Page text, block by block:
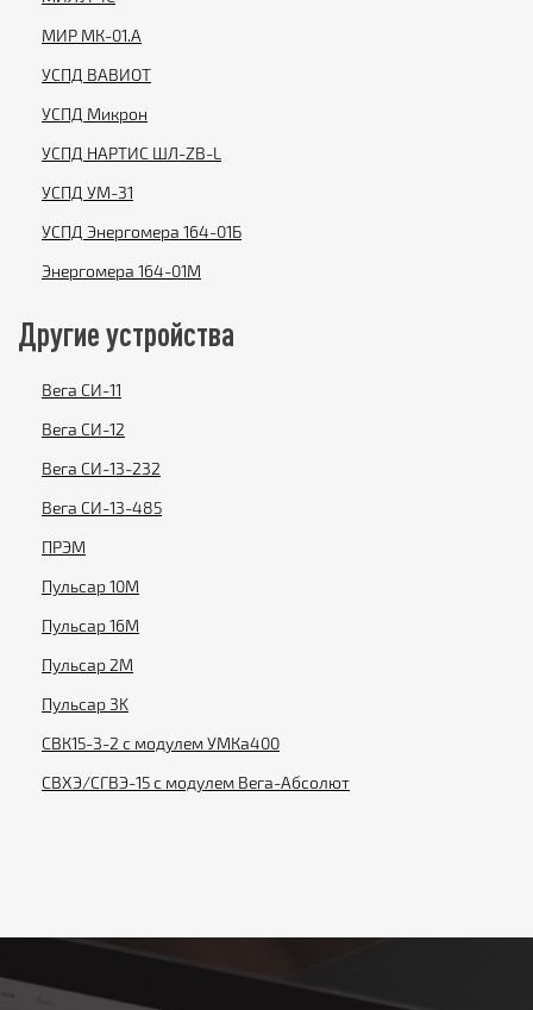
МИР МК-01.А
УСПД ВАВИОТ
УСПД Микрон
УСПД НАРТИС ШЛ-ZB-L
УСПД УМ-31
УСПД Энергомера 164-01Б
Энергомера 164-01М
Другие устройства
Вега СИ-11
Вега СИ-12
Вега СИ-13-232
Вега СИ-13-485
ПРЭМ
Пульсар 10М
Пульсар 16М
Пульсар 2М
Пульсар 3K
СВК15-3-2 с модулем УМКа400
СВХЭ/СГВЭ-15 с модулем Вега-Абсолют